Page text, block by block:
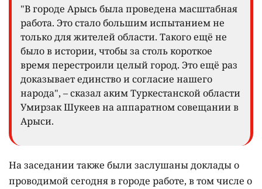
"В городе Арысь была проведена масштабная
работа. Это стало большим испытанием не
только для жителей области. Такого ещё не
было в истории, чтобы за столь короткое
время перестроили целый город. Это ещё раз
доказывает единство и согласие нашего
народа", – сказал аким Туркестанской области
Умирзак Шукеев на аппаратном совещании в
Арыси.
На заседании также были заслушаны доклады о
проводимой сегодня в городе работе, в том числе о